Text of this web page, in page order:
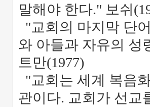
말해야 한다." 보쉬
"교회의 마지막 단
와 아들과 자유의 성
트만(1977)
"교회는 세계 복음
관이다. 교회가 선교